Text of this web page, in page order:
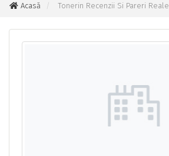
Acasă Tonerin Recenzii Si Pareri Reale